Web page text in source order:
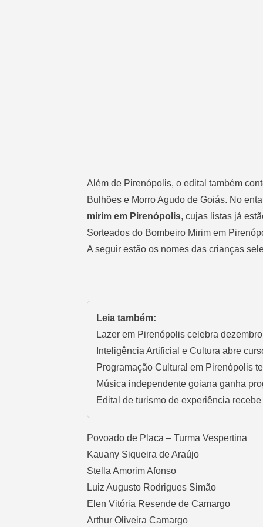
Além de Pirenópolis, o edital também
Bulhões e Morro Agudo de Goiás. No
mirim em Pirenópolis, cujas listas já
Sorteados do Bombeiro Mirim em
A seguir estão os nomes das crianças
Leia também:
Lazer em Pirenópolis celebra
Inteligência Artificial e Cultura abre
Programação Cultural em Pirenópolis
Música independente goiana ganha
Edital de turismo de experiência
Povoado de Placa – Turma Vespertina
Kauany Siqueira de Araújo
Stella Amorim Afonso
Luiz Augusto Rodrigues Simão
Elen Vitória Resende de Camargo
Arthur Oliveira Camargo